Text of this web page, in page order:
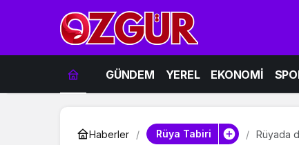
GÜNDEM YEREL EKONOMİ
Haberler Rüya Tabiri Rüyada